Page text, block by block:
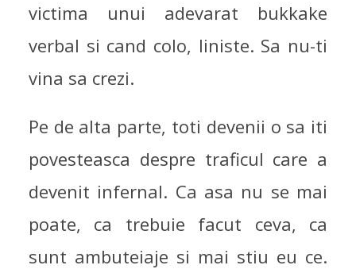
victima unui adevarat bukkake
verbal si cand colo, liniste. Sa nu-ti
vina sa crezi.
Pe de alta parte, toti devenii o sa iti
povesteasca despre traficul care a
devenit infernal. Ca asa nu se mai
poate, ca trebuie facut ceva, ca
sunt ambuteiaje si mai stiu eu ce.